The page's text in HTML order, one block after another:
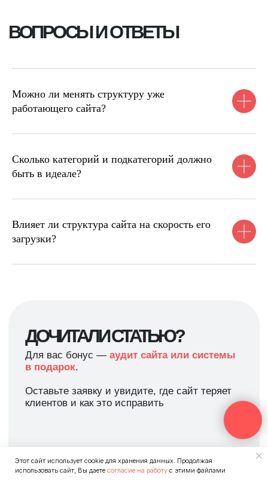
Этот сайт использует cookie для хранения данных. Продолжая
использовать сайт, Вы даете согласие на работу с этими файлами
Можно ли менять структуру уже
работающего сайта?
Сколько категорий и подкатегорий должно
быть в идеале?
Влияет ли структура сайта на скорость его
загрузки?